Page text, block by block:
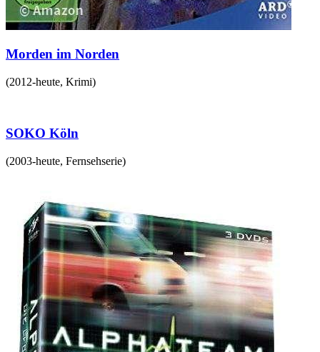
Morden im Norden
(2012-heute, Krimi)
SOKO Köln
(2003-heute, Fernsehserie)